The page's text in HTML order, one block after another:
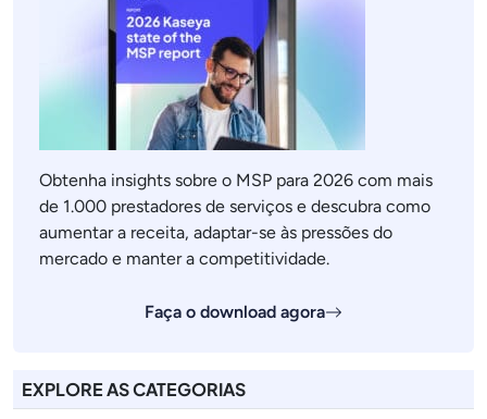
Obtenha insights sobre o MSP para 2026 com mais
de 1.000 prestadores de serviços e descubra como
aumentar a receita, adaptar-se às pressões do
mercado e manter a competitividade.
Faça o download agora
EXPLORE AS CATEGORIAS